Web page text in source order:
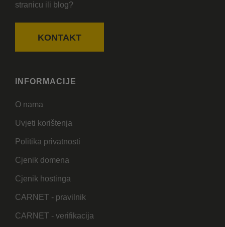
stranicu ili blog?
KONTAKT
INFORMACIJE
O nama
Uvjeti korištenja
Politika privatnosti
Cjenik domena
Cjenik hostinga
CARNET - pravilnik
CARNET - verifikacija